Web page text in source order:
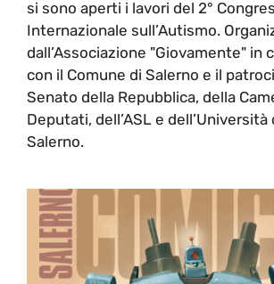
si sono aperti i lavori del 2°
Internazionale sull’Autismo.
dall’Associazione "Giovamente" in
con il Comune di Salerno e il
Senato della Repubblica, della
Deputati, dell’ASL e
Salerno.